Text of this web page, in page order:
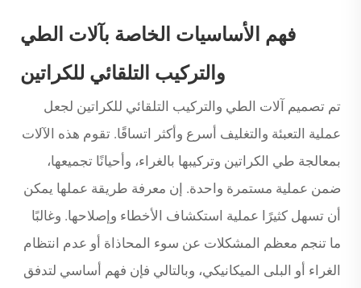
فهم الأساسيات الخاصة بآلات الطي
والتركيب التلقائي للكراتين
تم تصميم آلات الطي والتركيب التلقائي للكراتين لجعل
عملية التعبئة والتغليف أسرع وأكثر اتساقًا. تقوم هذه الآلات
بمعالجة طي الكراتين وتركيبها بالغراء، وأحيانًا تجميعها،
ضمن عملية مستمرة واحدة. إن معرفة طريقة عملها يمكن
أن تسهل كثيرًا عملية استكشاف الأخطاء وإصلاحها. وغالبًا
ما تنجم معظم المشكلات عن سوء المحاذاة أو عدم انتظام
الغراء أو البلى الميكانيكي، وبالتالي فإن فهم أساسي لتدفق